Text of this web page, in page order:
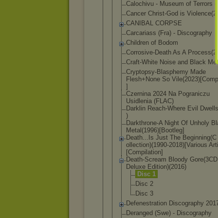
Calochivu - Museum of Terrors
Cancer Christ-God is Violence(20
CANIBAL CORPSE
Carcariass (Fra) - Discography
Children of Bodom
Corrosive-Death As A
Craft-White Noise and Black
Cryptopsy-B lasphemy Made
Flesh+None So Vile(2023)[
]
Czernina 2024 Na Pograniczu
Usidlenia (FLAC)
Darklin Reach-Where Evil
)
Darkthrone-A Night Of Unholy
Metal(1996)[Bootleg]
Death...Is Just The Beginning(C
ollection)(1990-2018)[Various
[Compilation]
Death-Scream Bloody Gore(3CD
Deluxe Edition)(2016)
Disc 1
Disc 2
Disc 3
Defenestration Discography
Deranged (Swe) - Discography